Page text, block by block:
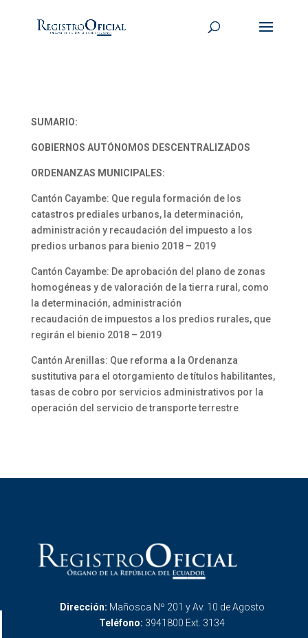
SUMARIO:
GOBIERNOS AUTÓNOMOS DESCENTRALIZADOS
ORDENANZAS MUNICIPALES:
Cantón Cayambe: Que regula formación de los
catastros prediales urbanos, la determinación,
administración y recaudación del impuesto a los
predios urbanos para bienio 2018 – 2019
Cantón Cayambe: De aprobación del plano de zonas
homogéneas y de valoración de la tierra rural, como
la determinación, administración
recaudación de impuestos a los predios rurales, que
regirán el bienio 2018 – 2019
Cantón Arenillas: Que reforma a la Ordenanza
sustitutiva para el otorgamiento de títulos habilitantes,
tasas de cobro por servicios administrativos por la
operación del servicio de transporte terrestre
Dirección: Mañosca Nº 201 y Av. 10 de Agosto
Teléfono: 3941800 Ext. 3134